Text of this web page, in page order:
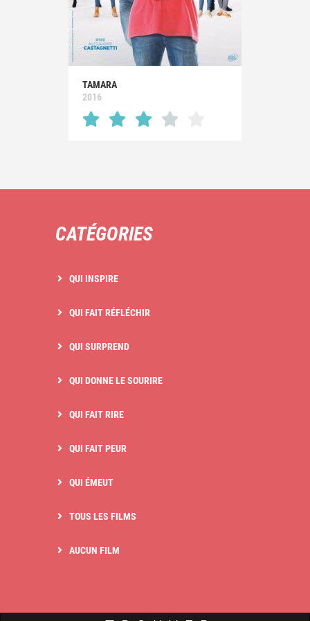
TAMARA
2016
CATÉGORIES
QUI INSPIRE
QUI FAIT RÉFLÉCHIR
QUI SURPREND
QUI DONNE LE SOURIRE
QUI FAIT RIRE
QUI FAIT PEUR
QUI ÉMEUT
TOUS LES FILMS
AUCUN FILM